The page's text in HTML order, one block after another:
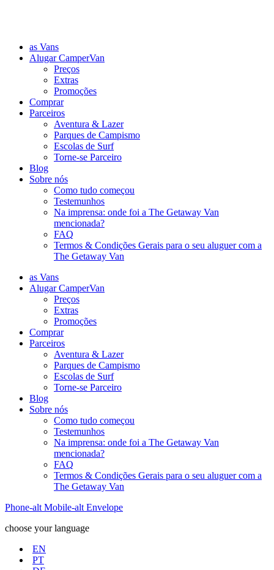
as Vans
Alugar CamperVan
Preços
Extras
Promoções
Comprar
Parceiros
Aventura & Lazer
Parques de Campismo
Escolas de Surf
Torne-se Parceiro
Blog
Sobre nós
Como tudo começou
Testemunhos
Na imprensa: onde foi a The Getaway Van
mencionada?
FAQ
Termos & Condições Gerais para o seu aluguer com a
The Getaway Van
as Vans
Alugar CamperVan
Preços
Extras
Promoções
Comprar
Parceiros
Aventura & Lazer
Parques de Campismo
Escolas de Surf
Torne-se Parceiro
Blog
Sobre nós
Como tudo começou
Testemunhos
Na imprensa: onde foi a The Getaway Van
mencionada?
FAQ
Termos & Condições Gerais para o seu aluguer com a
The Getaway Van
Phone-alt Mobile-alt Envelope
choose your language
EN
PT